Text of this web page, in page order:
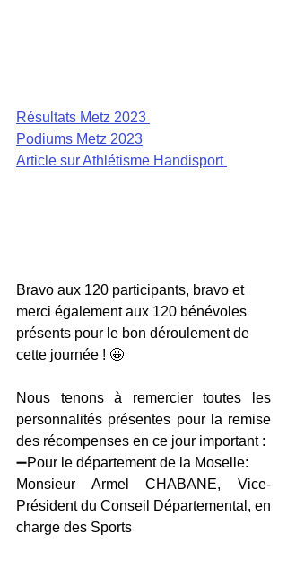
Résultats Metz 2023
Podiums Metz 2023
Article sur Athlétisme Handisport
Bravo aux 120 participants, bravo et
merci également aux 120 bénévoles
présents pour le bon déroulement de
cette journée ! 🤩
Nous tenons à remercier toutes les
personnalités présentes pour la remise
des récompenses en ce jour important :
➖Pour le département de la Moselle:
Monsieur Armel CHABANE, Vice-
Président du Conseil Départemental, en
charge des Sports